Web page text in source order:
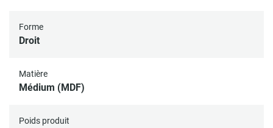
Forme
Droit
Matière
Médium (MDF)
Poids produit